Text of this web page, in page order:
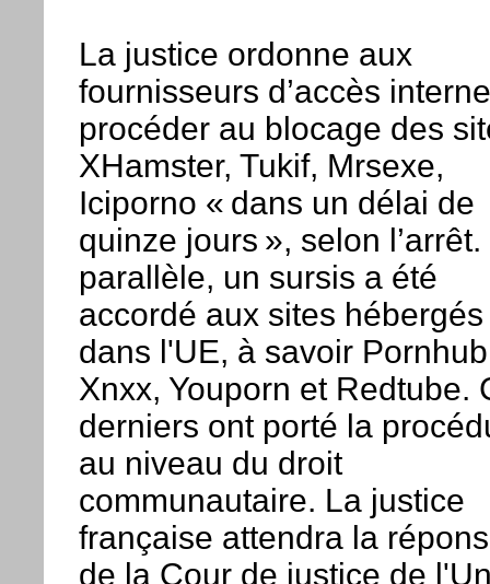
La justice ordonne aux
fournisseurs d’accès
procéder au blocage des
XHamster, Tukif, Mrsexe,
Iciporno « dans un délai de
quinze jours », selon l’arrêt.
parallèle, un sursis a été
accordé aux sites hébergés
dans l'UE, à savoir
Xnxx, Youporn et Redtube.
derniers ont porté la
au niveau du droit
communautaire. La justice
française attendra la
de la Cour de justice de